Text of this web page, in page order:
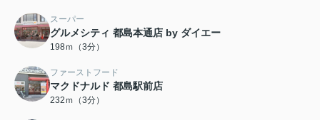
スーパー
グルメシティ 都島本通店 by ダイエー
198ｍ（3分）
ファーストフード
マクドナルド 都島駅前店
232ｍ（3分）